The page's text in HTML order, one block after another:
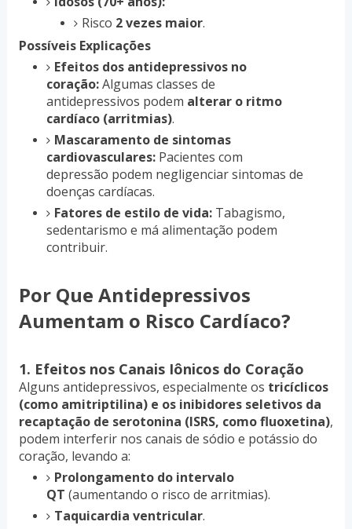
Risco 2 vezes maior.
Possíveis Explicações
Efeitos dos antidepressivos no
coração:Algumas classes de
antidepressivos podem alterar o ritmo
cardíaco (arritmias).
Mascaramento de sintomas
cardiovasculares:Pacientes com
depressão podem negligenciar sintomas de
doenças cardíacas.
Fatores de estilo de vida:Tabagismo,
sedentarismo e má alimentação podem
contribuir.
Por Que Antidepressivos
Aumentam o Risco Cardíaco?
1. Efeitos nos Canais Iônicos do Coração
Alguns antidepressivos, especialmente os tricíclicos
(como amitriptilina) e os inibidores seletivos da
recaptação de serotonina (ISRS, como fluoxetina),
podem interferir nos canais de sódio e potássio do
coração, levando a:
Prolongamento do intervalo
QT (aumentando o risco de arritmias).
Taquicardia ventricular.